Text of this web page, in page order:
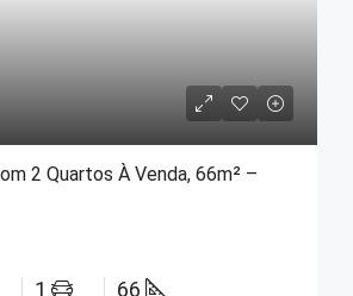
2 Quartos À Venda, 66m² –
1 66